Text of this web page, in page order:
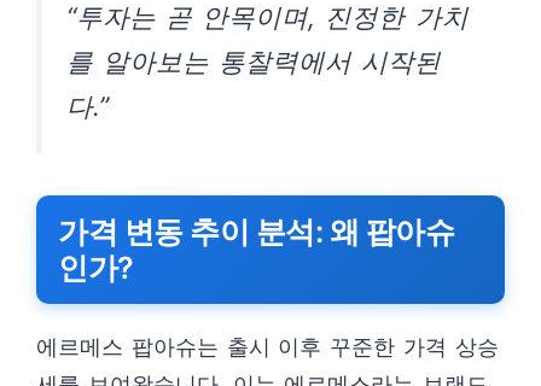
“투자는 곧 안목이며, 진정한 가치
를 알아보는 통찰력에서 시작된
다.”
가격 변동 추이 분석: 왜 팝아슈
인가?
에르메스 팝아슈는 출시 이후 꾸준한 가격 상승